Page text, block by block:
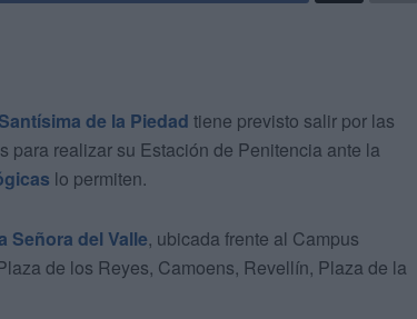
de la Piedad tiene previsto salir por las
para realizar su Estación de Penitencia ante la
lo permiten.
Señora del Valle, ubicada frente al Campus
de los Reyes, Camoens, Revellín, Plaza de la